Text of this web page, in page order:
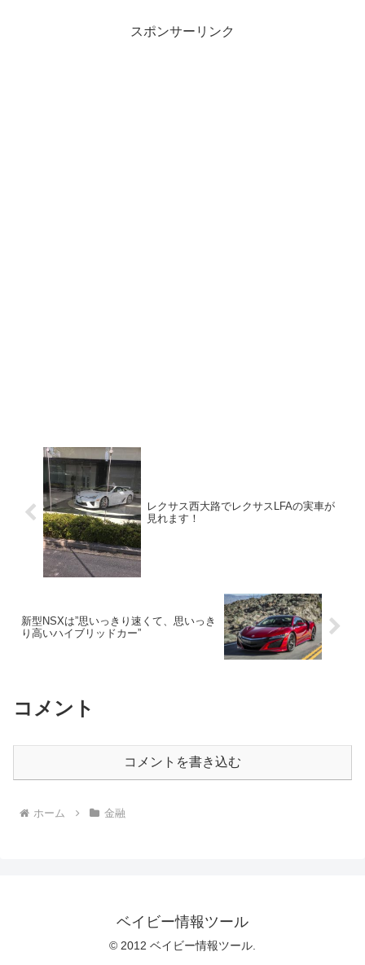
スポンサーリンク
レクサス西大路でレクサスLFAの実車が
見れます！
新型NSXは”思いっきり速くて、思いっき
り高いハイブリッドカー”
コメント
コメントを書き込む
ホーム 金融
ベイビー情報ツール
© 2012 ベイビー情報ツール.